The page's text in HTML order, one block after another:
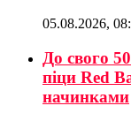
05.08.2026,
До свого
піци Red
начинками